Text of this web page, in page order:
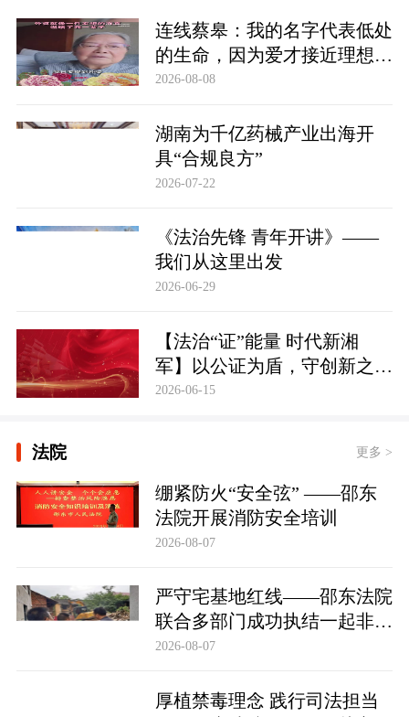
连线蔡皋：我的名字代表低处
的生命，因为爱才接近理想的
高地
2026-08-08
湖南为千亿药械产业出海开
具“合规良方”
2026-07-22
《法治先锋 青年开讲》——
我们从这里出发
2026-06-29
【法治“证”能量 时代新湘
军】以公证为盾，守创新之魂
湖南青年公证人为知识产权保
2026-06-15
法院 更多 >
绷紧防火“安全弦” ——邵东
法院开展消防安全培训
2026-08-07
严守宅基地红线——邵东法院
联合多部门成功执结一起非法
占用宅基地行政处罚案
2026-08-07
厚植禁毒理念 践行司法担当